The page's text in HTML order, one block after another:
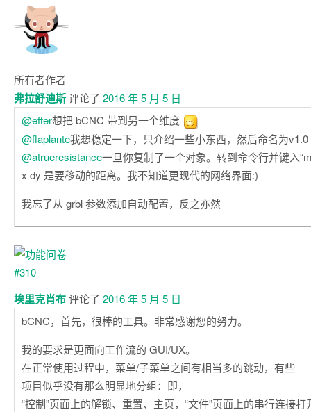
所有者作者
弗拉舒迪斯评论了 2016 年 5 月 5 日
@effer想把 bCNC 带到另一个维度
@flaplante我想稳定一下，只介绍一些小东西，然后命名为v1.0
@atrueresistance一旦你复制了一个对象。转到命令行并键入
x dy 是要移动的距离。我不知道更现代的网络界面:)
我忘了从 grbl 参数添加自动配置，反之亦然
埃里克肖布评论了 2016 年 5 月 5 日
bCNC，首先，很棒的工具。非常感谢您的努力。
我的要求是更面向工作流的 GUI/UX。
在正常使用过程中，菜单/子菜单之间有相当多的跳动，有些
项目似乎没有那么明显地分组：即，
“控制”页面上的解锁、重置、主页，“文件”页面上的串行连接打